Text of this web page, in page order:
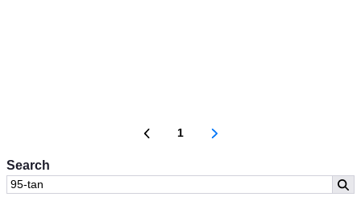
Search
1